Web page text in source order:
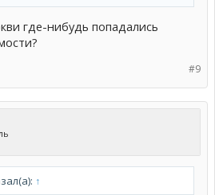
где-нибудь попадались
#9
↑